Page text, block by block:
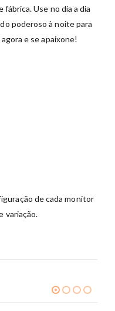
Use no dia a dia
poderoso à noite para
e se apaixone!
de cada monitor
variação.